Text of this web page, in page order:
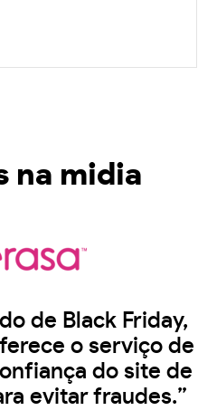
na midia
de Black Friday,
o serviço de
do site de
evitar fraudes.”